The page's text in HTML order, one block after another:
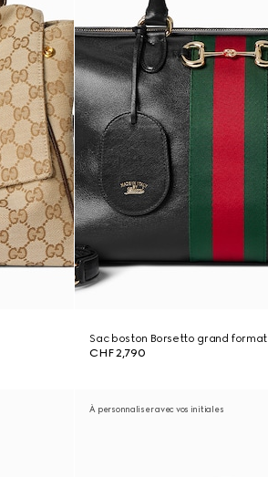
Sac boston Borsetto grand format
CHF 2,790
À personnaliser avec vos initiales